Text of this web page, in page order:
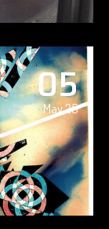
05
May 25